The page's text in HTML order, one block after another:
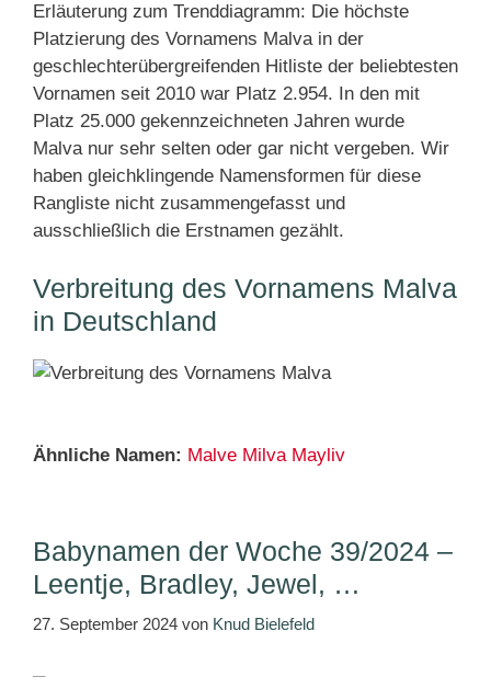
Erläuterung zum Trenddiagramm: Die höchste
Platzierung des Vornamens Malva in der
geschlechterübergreifenden Hitliste der beliebtesten
Vornamen seit 2010 war Platz 2.954. In den mit
Platz 25.000 gekennzeichneten Jahren wurde
Malva nur sehr selten oder gar nicht vergeben. Wir
haben gleichklingende Namensformen für diese
Rangliste nicht zusammengefasst und
ausschließlich die Erstnamen gezählt.
Verbreitung des Vornamens Malva
in Deutschland
Ähnliche Namen: Malve Milva Mayliv
Babynamen der Woche 39/2024 –
Leentje, Bradley, Jewel, …
27. September 2024 von Knud Bielefeld